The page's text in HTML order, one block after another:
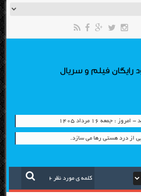
رایگان فیلم و سریال
: جمعه ۱۶ مرداد ۱۴۰۵
از درد هستي رها مي سازد.